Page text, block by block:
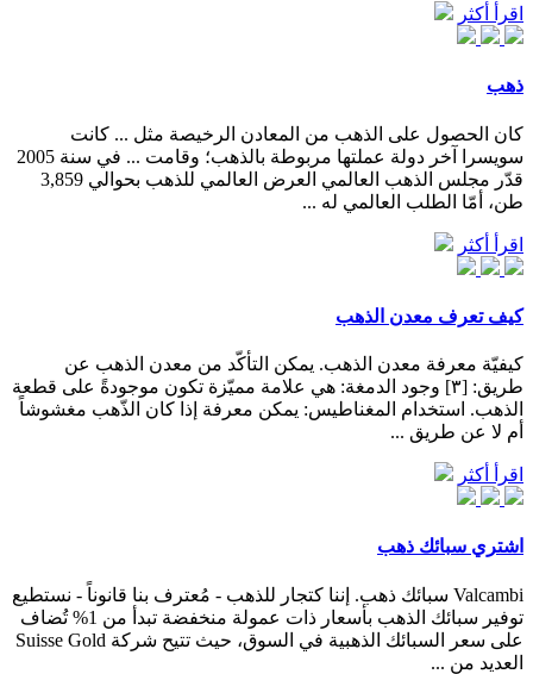
اقرأ أكثر
ذهب
كان الحصول على الذهب من المعادن الرخيصة مثل ... كانت
سويسرا آخر دولة عملتها مربوطة بالذهب؛ وقامت ... في سنة 2005
قدّر مجلس الذهب العالمي العرض العالمي للذهب بحوالي 3,859
طن، أمّا الطلب العالمي له ...
اقرأ أكثر
كيف تعرف معدن الذهب
كيفيّة معرفة معدن الذهب. يمكن التأكّد من معدن الذهب عن
طريق: [٣] وجود الدمغة: هي علامة مميّزة تكون موجودةً على قطعة
الذهب. استخدام المغناطيس: يمكن معرفة إذا كان الذّهب مغشوشاً
أم لا عن طريق ...
اقرأ أكثر
اشتري سبائك ذهب
Valcambi سبائك ذهب. إننا كتجار للذهب - مُعترف بنا قانوناً - نستطيع
توفير سبائك الذهب بأسعار ذات عمولة منخفضة تبدأ من 1% تُضاف
على سعر السبائك الذهبية في السوق، حيث تتيح شركة Suisse Gold
العديد من ...